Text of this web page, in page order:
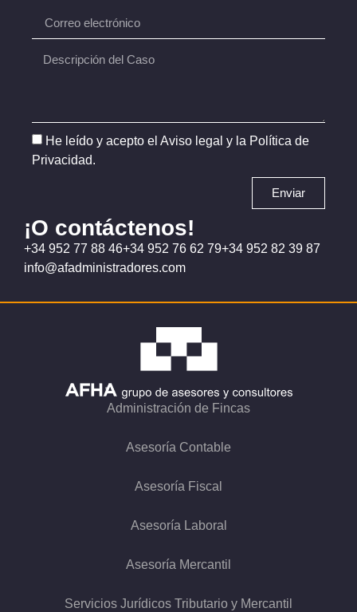
He leído y acepto el Aviso legal y la Política de
Privacidad.
Enviar
¡O contáctenos!
+34 952 77 88 46+34 952 76 62 79+34 952 82 39 87
info@afadministradores.com
Administración de Fincas
Asesoría Contable
Asesoría Fiscal
Asesoría Laboral
Asesoría Mercantil
Servicios Jurídicos Tributario y Mercantil